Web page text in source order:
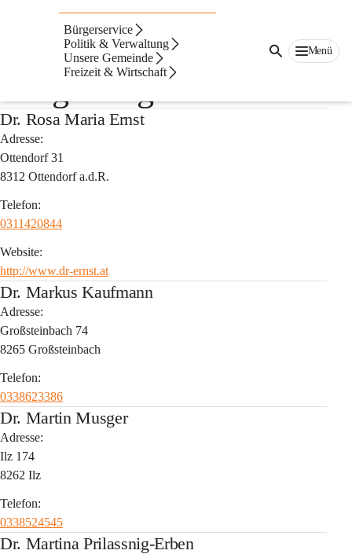
Bürgerservice
Politik & Verwaltung
Unsere Gemeinde
Freizeit & Wirtschaft
Menü
Ärzte in Ottendorf und
Dr. Rosa Maria Ernst
Adresse:
Ottendorf 31
8312 Ottendorf a.d.R.
Telefon:
0311420844
Website:
http://www.dr-ernst.at
Dr. Markus Kaufmann
Adresse:
Großsteinbach 74
8265 Großsteinbach
Telefon:
0338623386
Dr. Martin Musger
Adresse:
Ilz 174
8262 Ilz
Telefon:
0338524545
Dr. Martina Prilassnig-Erben